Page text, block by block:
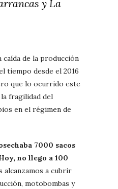
y La
caída de la producción
tiempo desde el 2016
que lo ocurrido este
la fragilidad del
en el régimen de
7000 sacos
no llego a 100
alcanzamos a cubrir
motobombas y